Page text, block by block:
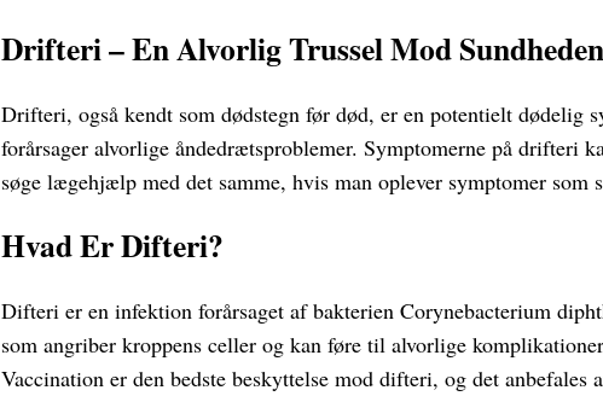
Drifteri – En Alvorlig Trussel Mod Sundheden
Drifteri, også kendt som dødstegn før død, er en potentielt dødelig
forårsager alvorlige åndedrætsproblemer. Symptomerne på drifteri
søge lægehjælp med det samme, hvis man oplever symptomer
Hvad Er Difteri?
Difteri er en infektion forårsaget af bakterien Corynebacterium
som angriber kroppens celler og kan føre til alvorlige
Vaccination er den bedste beskyttelse mod difteri, og det